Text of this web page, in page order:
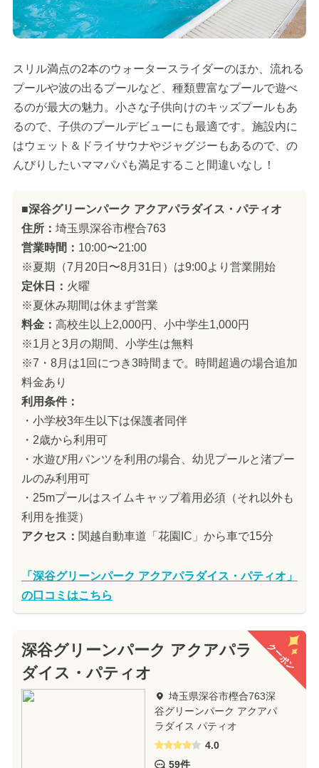
スリル満点の2本のウォータースライダーのほか、流れる
プールや波の出るプールなど、種類豊富なプールで遊べ
るのが最大の魅力。小さな子供向けのキッズプールもあ
るので、子供のプールデビューにも最適です。施設内に
はウェット＆ドライサウナやジャグジーもあるので、の
んびりしたいママパパも満足すること間違いなし！
■深谷グリーンパーク アクアパラダイス・パティオ
住所： 埼玉県深谷市樫合763
営業時間： 10:00〜21:00
※夏期（7月20日〜8月31日）は9:00より営業開始
定休日： 火曜
※夏休み期間は休まず営業
料金： 高校生以上2,000円、小中学生1,000円
※1月と3月の期間、小学生は無料
※7・8月は1回につき3時間まで。時間超過の場合追加
料金あり
利用条件：
・小学校3年生以下は保護者同伴
・2歳から利用可
・水遊び用パンツを利用の場合、幼児プールと渚プー
ルのみ利用可
・25mプールはスイムキャップ着用必須（それ以外も
利用を推奨）
アクセス： 関越自動車道「花園IC」から車で15分
「深谷グリーンパーク アクアパラダイス・パティオ」
の口コミはこちら
クーポン
深谷グリーンパーク アクアパラ
ダイス・パティオ
埼玉県深谷市樫合763深
谷グリーンパーク アクアパ
ラダイス パティオ
4.0
59件